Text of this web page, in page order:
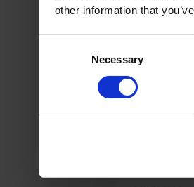
other information that
Necessary
3-pack